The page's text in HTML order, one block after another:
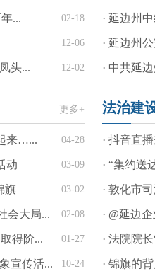
... 02-18
12-06
头... 12-02
更多+
来…... 04-28
动 03-09
旗 03-02
会大局... 02-08
得阶... 01-27
宣传活... 10-24
· 延边州
· 延边州
· 中共延
法治建
· 抖音直
· “集约送
· 敦化市
· @延边
· 法院院
· 锦旗的